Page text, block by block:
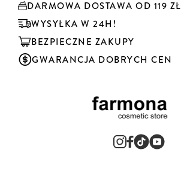
DARMOWA DOSTAWA OD 119 ZŁ
WYSYŁKA W 24H!
BEZPIECZNE ZAKUPY
GWARANCJA DOBRYCH CEN